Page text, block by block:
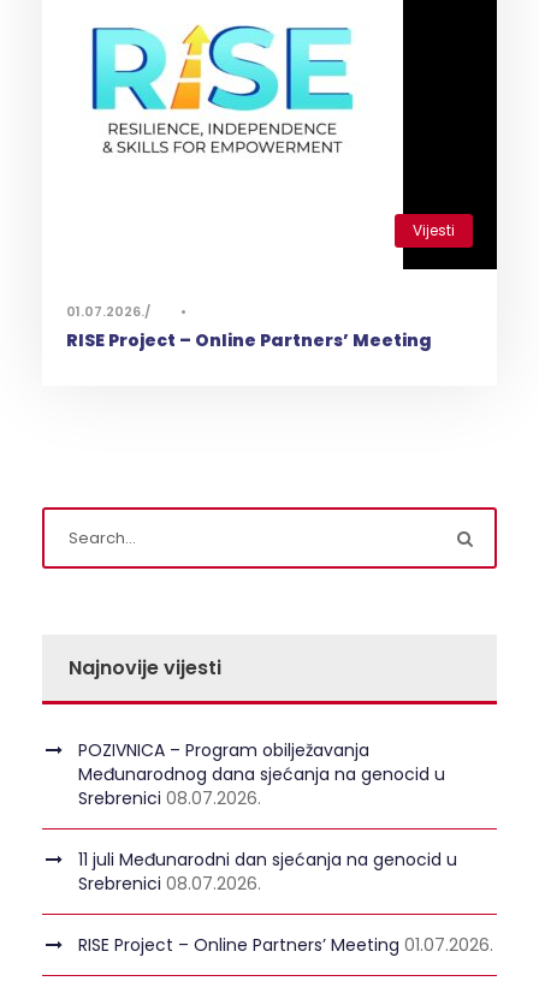
Vijesti
01.07.2026. •
RISE Project – Online Partners’ Meeting
Najnovije vijesti
POZIVNICA – Program obilježavanja
Međunarodnog dana sjećanja na genocid u
Srebrenici 08.07.2026.
11 juli Međunarodni dan sjećanja na genocid u
Srebrenici 08.07.2026.
RISE Project – Online Partners’ Meeting 01.07.2026.